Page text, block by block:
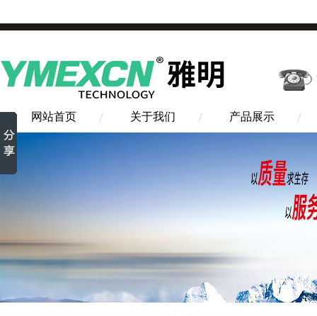
网站首页 关于我们 产品展示